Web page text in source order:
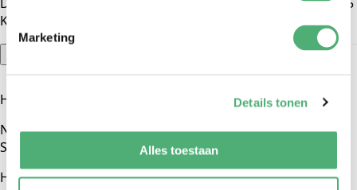
Marketing
Details tonen
Alles toestaan
Kilo geeignet.
Hier finden Sie einige grundlegende Videos.
Noch mehr informative Videos und die Lehrzeitung finden
Sie auf unserer
Lehrseite!
Hipsling Grundanleitung